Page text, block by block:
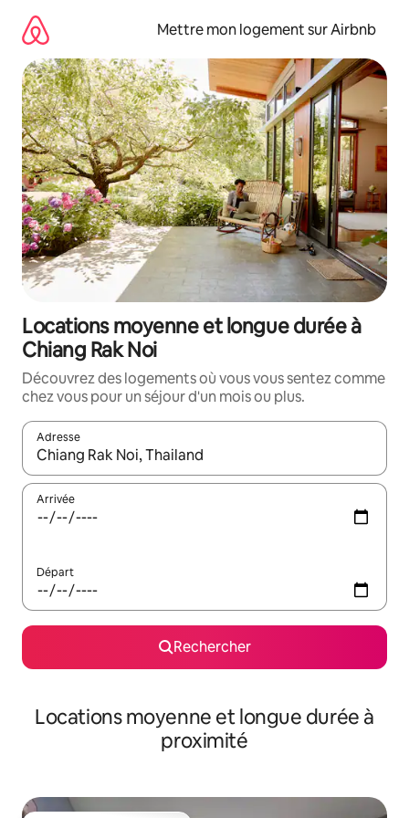
directement
contenu
Mettre mon logement sur Airbnb
Locations moyenne et longue durée à
Chiang Rak Noi
Découvrez des logements où vous vous sentez comme
chez vous pour un séjour d'un mois ou plus.
Adresse
Lorsque les résultats s'affichent, utilisez les flèches vers le
Arrivée
Départ
Rechercher
Locations moyenne et longue durée à
proximité